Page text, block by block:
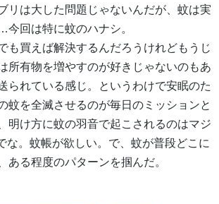
リは大した問題じゃないんだが、蚊は実
回は特に蚊のハナシ。
も買えば解決するんだろうけれどもうじ
所有物を増やすのが好きじゃないのもあ
られている感じ。というわけで安眠のた
蚊を全滅させるのが毎日のミッションと
明け方に蚊の羽音で起こされるのはマジ
な。蚊帳が欲しい。で、蚊が普段どこに
ある程度のパターンを掴んだ。